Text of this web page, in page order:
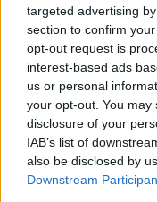
targeted advertising
section to confirm
opt-out request is
interest-based ads
us or personal
your opt-out. You
disclosure of your
IAB’s list of
also be disclosed by
Downstream